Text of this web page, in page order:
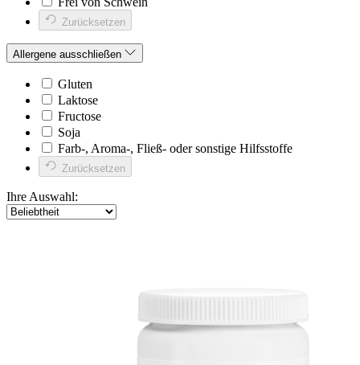
Zurücksetzen
Allergene ausschließen
Gluten
Laktose
Fructose
Soja
Farb-, Aroma-, Fließ- oder sonstige Hilfsstoffe
Zurücksetzen
Ihre Auswahl: